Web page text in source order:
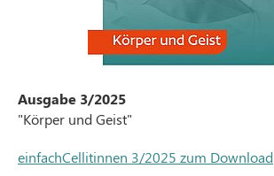
Ausgabe 3/2025
"Körper und Geist"
einfachCellitinnen 3/2025 zum Download